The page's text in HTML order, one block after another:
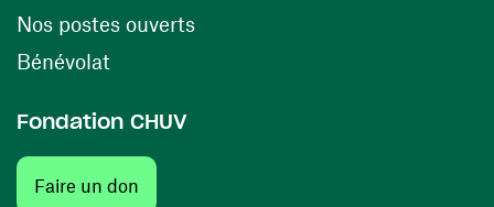
Nos postes ouverts(opens in a new window)
Bénévolat
Fondation CHUV
Faire un don